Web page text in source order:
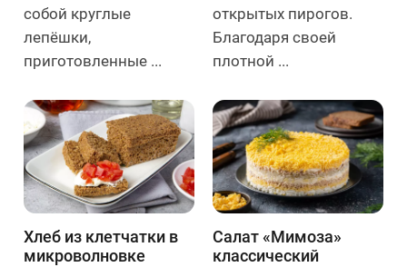
собой круглые
лепёшки,
приготовленные ...
открытых пирогов.
Благодаря своей
плотной ...
Хлеб из клетчатки в
микроволновке
Салат «Мимоза»
классический